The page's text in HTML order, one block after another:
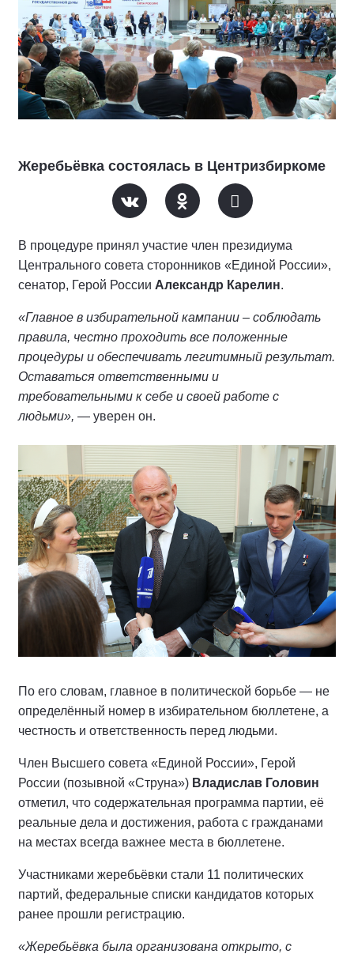
Жеребьёвка состоялась в Центризбиркоме
В процедуре принял участие член президиума
Центрального совета сторонников «Единой России»,
сенатор, Герой России Александр Карелин.
«Главное в избирательной кампании – соблюдать
правила, честно проходить все положенные
процедуры и обеспечивать легитимный результат.
Оставаться ответственными и
требовательными к себе и своей работе с
людьми», — уверен он.
По его словам, главное в политической борьбе — не
определённый номер в избирательном бюллетене, а
честность и ответственность перед людьми.
Член Высшего совета «Единой России», Герой
России (позывной «Струна») Владислав Головин
отметил, что содержательная программа партии, её
реальные дела и достижения, работа с гражданами
на местах всегда важнее места в бюллетене.
Участниками жеребьёвки стали 11 политических
партий, федеральные списки кандидатов которых
ранее прошли регистрацию.
«Жеребьёвка была организована открыто, с